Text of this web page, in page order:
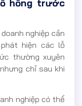
hổng trước
nghiệp cần
hiện các lỗ
thường xuyên
chỉ sau khi
nghiệp có thể